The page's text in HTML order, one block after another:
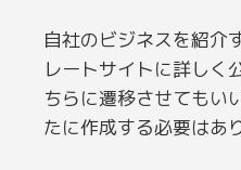
自社のビジネスを紹介
レートサイトに詳しく
ちらに遷移させてもい
たに作成する必要はあ